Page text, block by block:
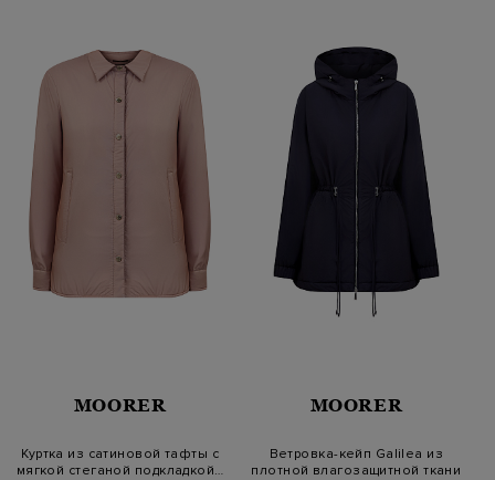
MOORER
Куртка из сатиновой тафты с
мягкой стеганой подкладкой…
MOORER
Ветровка-кейп Galilea из
плотной влагозащитной ткани